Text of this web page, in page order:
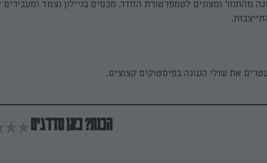
את שולי העוגה בפיסטוקים קצוצים.
הכנת? כאן מדרגים